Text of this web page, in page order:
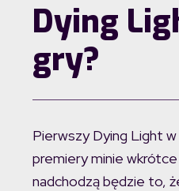
Dying
gry?
Pierwszy Dying Light
premiery minie
nadchodzą będzie to,